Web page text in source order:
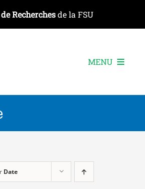
Recherchesde la FSU
MENU
Date